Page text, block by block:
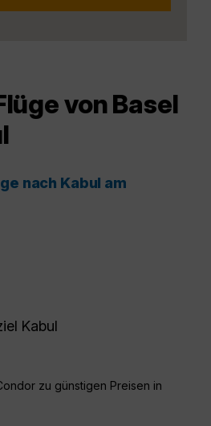
von Basel
nach Kabul am
Kabul
zu günstigen Preisen in